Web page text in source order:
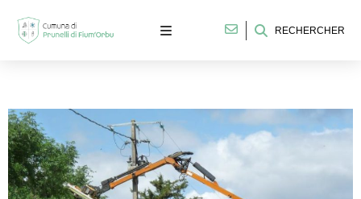
RECHERCHER